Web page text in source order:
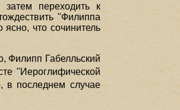
переходить к
"Филиппа
что сочинитель
Филипп Габелльский
"Иероглифической
последнем случае